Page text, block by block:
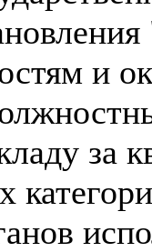
и
за